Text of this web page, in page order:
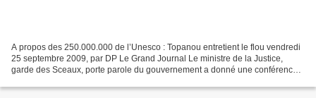
A propos des 250.000.000 de l’Unesco : Topanou entretient le flou vendredi
25 septembre 2009, par DP Le Grand Journal Le ministre de la Justice,
garde des Sceaux, porte parole du gouvernement a donné une conférence